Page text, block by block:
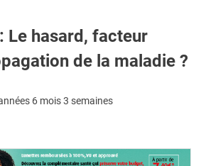
Le hasard, facteur
de la maladie ?
6 mois 3 semaines